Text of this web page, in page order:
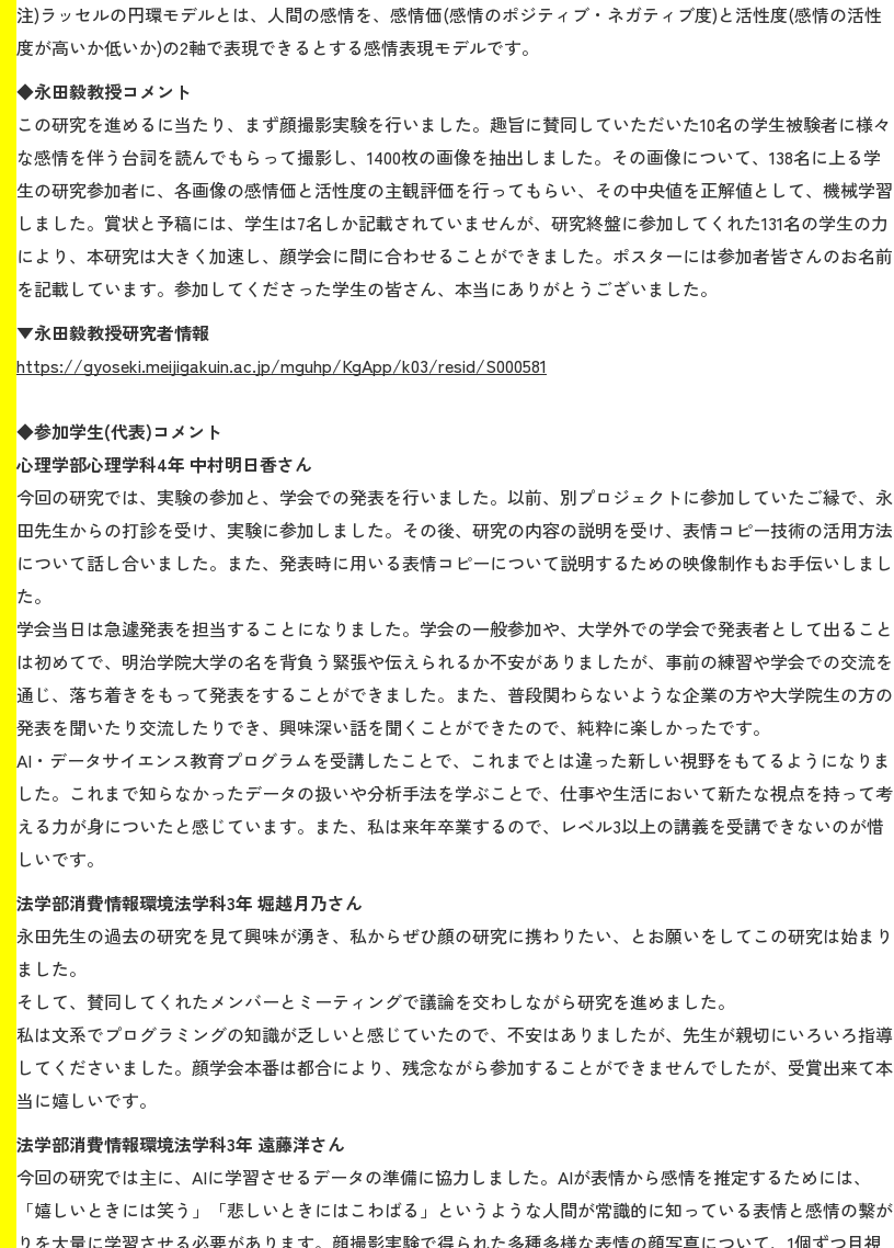
注)ラッセルの円環モデルとは、人間の感情を、感情価(感情のポジティブ・ネガティブ度)と活性度(感情の活性
度が高いか低いか)の2軸で表現できるとする感情表現モデルです。
◆永田毅教授コメント
この研究を進めるに当たり、まず顔撮影実験を行いました。趣旨に賛同していただいた10名の学生被験者に様々
な感情を伴う台詞を読んでもらって撮影し、1400枚の画像を抽出しました。その画像について、138名に上る学
生の研究参加者に、各画像の感情価と活性度の主観評価を行ってもらい、その中央値を正解値として、機械学習
しました。賞状と予稿には、学生は7名しか記載されていませんが、研究終盤に参加してくれた131名の学生の力
により、本研究は大きく加速し、顔学会に間に合わせることができました。ポスターには参加者皆さんのお名前
を記載しています。参加してくださった学生の皆さん、本当にありがとうございました。
▼永田毅教授研究者情報
https://gyoseki.meijigakuin.ac.jp/mguhp/KgApp/k03/resid/S000581
◆参加学生(代表)コメント
心理学部心理学科4年 中村明日香さん
今回の研究では、実験の参加と、学会での発表を行いました。以前、別プロジェクトに参加していたご縁で、永
田先生からの打診を受け、実験に参加しました。その後、研究の内容の説明を受け、表情コピー技術の活用方法
について話し合いました。また、発表時に用いる表情コピーについて説明するための映像制作もお手伝いしまし
た。
学会当日は急遽発表を担当することになりました。学会の一般参加や、大学外での学会で発表者として出ること
は初めてで、明治学院大学の名を背負う緊張や伝えられるか不安がありましたが、事前の練習や学会での交流を
通じ、落ち着きをもって発表をすることができました。また、普段関わらないような企業の方や大学院生の方の
発表を聞いたり交流したりでき、興味深い話を聞くことができたので、純粋に楽しかったです。
AI・データサイエンス教育プログラムを受講したことで、これまでとは違った新しい視野をもてるようになりま
した。これまで知らなかったデータの扱いや分析手法を学ぶことで、仕事や生活において新たな視点を持って考
える力が身についたと感じています。また、私は来年卒業するので、レベル3以上の講義を受講できないのが惜
しいです。
法学部消費情報環境法学科3年 堀越月乃さん
永田先生の過去の研究を見て興味が湧き、私からぜひ顔の研究に携わりたい、とお願いをしてこの研究は始まり
ました。
そして、賛同してくれたメンバーとミーティングで議論を交わしながら研究を進めました。
私は文系でプログラミングの知識が乏しいと感じていたので、不安はありましたが、先生が親切にいろいろ指導
してくださいました。顔学会本番は都合により、残念ながら参加することができませんでしたが、受賞出来て本
当に嬉しいです。
法学部消費情報環境法学科3年 遠藤洋さん
今回の研究では主に、AIに学習させるデータの準備に協力しました。AIが表情から感情を推定するためには、
「嬉しいときには笑う」「悲しいときにはこわばる」というような人間が常識的に知っている表情と感情の繋が
りを大量に学習させる必要があります。顔撮影実験で得られた多種多様な表情の顔写真について、1個ずつ目視